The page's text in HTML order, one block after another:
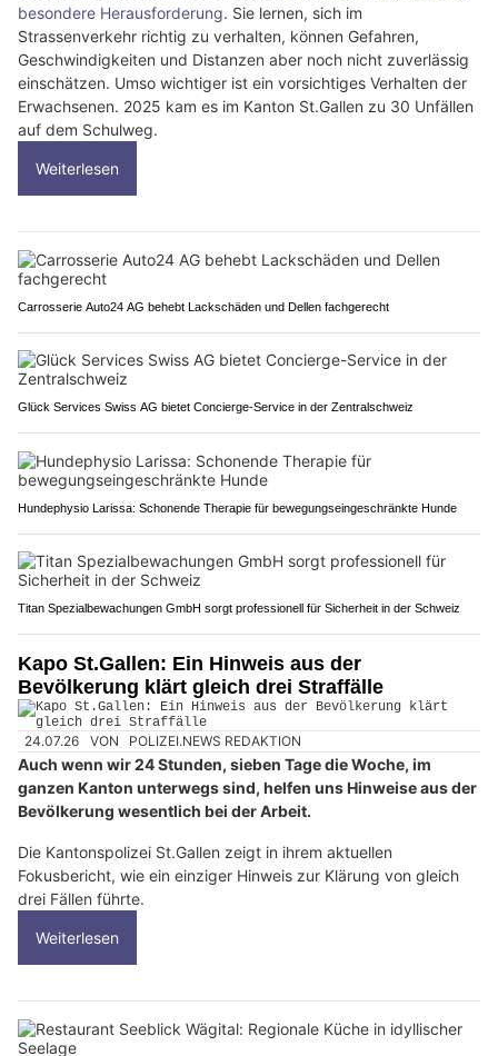
besondere Herausforderung. Sie lernen, sich im
Strassenverkehr richtig zu verhalten, können Gefahren,
Geschwindigkeiten und Distanzen aber noch nicht zuverlässig
einschätzen. Umso wichtiger ist ein vorsichtiges Verhalten der
Erwachsenen. 2025 kam es im Kanton St.Gallen zu 30 Unfällen
auf dem Schulweg.
Weiterlesen
Carrosserie Auto24 AG behebt Lackschäden und Dellen fachgerecht
Glück Services Swiss AG bietet Concierge-Service in der Zentralschweiz
Hundephysio Larissa: Schonende Therapie für bewegungseingeschränkte Hunde
Titan Spezialbewachungen GmbH sorgt professionell für Sicherheit in der Schweiz
Kapo St.Gallen: Ein Hinweis aus der
Bevölkerung klärt gleich drei Straffälle
24.07.26 VON POLIZEI.NEWS REDAKTION
Auch wenn wir 24 Stunden, sieben Tage die Woche, im
ganzen Kanton unterwegs sind, helfen uns Hinweise aus der
Bevölkerung wesentlich bei der Arbeit.
Die Kantonspolizei St.Gallen zeigt in ihrem aktuellen
Fokusbericht, wie ein einziger Hinweis zur Klärung von gleich
drei Fällen führte.
Weiterlesen